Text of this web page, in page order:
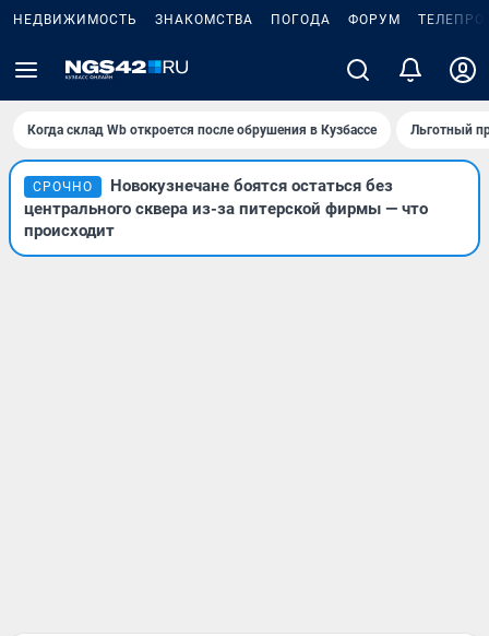
НЕДВИЖИМОСТЬ ЗНАКОМСТВА ПОГОДА ФОРУМ
Когда склад Wb откроется после обрушения в Кузбассе Льготный
СРОЧНО
Новокузнечане боятся остаться без
центрального сквера из-за питерской фирмы — что
происходит